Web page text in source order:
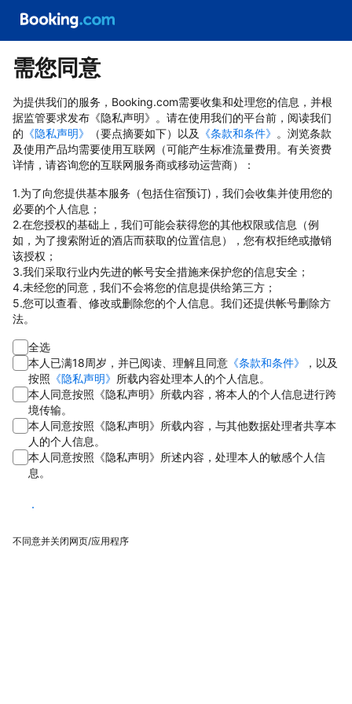
需您同意
为提供我们的服务，Booking.com需要收集和处理您的信息，并根
据监管要求发布《隐私声明》。请在使用我们的平台前，阅读我们
的 《隐私声明》 （要点摘要如下）以及 《条款和条件》 。浏览条款
及使用产品均需要使用互联网（可能产生标准流量费用。有关资费
详情，请咨询您的互联网服务商或移动运营商）：
1.为了向您提供基本服务（包括住宿预订)，我们会收集并使用您的
必要的个人信息；
2.在您授权的基础上，我们可能会获得您的其他权限或信息（例
如，为了搜索附近的酒店而获取的位置信息），您有权拒绝或撤销
该授权；
3.我们采取行业内先进的帐号安全措施来保护您的信息安全；
4.未经您的同意，我们不会将您的信息提供给第三方；
5.您可以查看、修改或删除您的个人信息。我们还提供帐号删除方
法。
全选
本人已满18周岁，并已阅读、理解且同意 《条款和条件》
，以及
按照 《隐私声明》 所载内容处理本人的个人信息。
本人同意按照《隐私声明》所载内容，将本人的个人信息进行跨
境传输。
本人同意按照《隐私声明》所载内容，与其他数据处理者共享本
人的个人信息。
本人同意按照《隐私声明》所述内容，处理本人的敏感个人信
息。
同意
不同意并关闭网页/应用程序